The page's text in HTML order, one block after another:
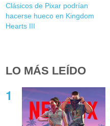
Clásicos de Pixar podrían
hacerse hueco en Kingdom
Hearts III
LO MÁS LEÍDO